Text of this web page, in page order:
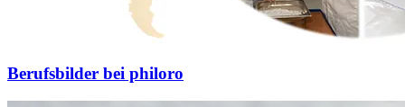
Berufsbilder bei philoro